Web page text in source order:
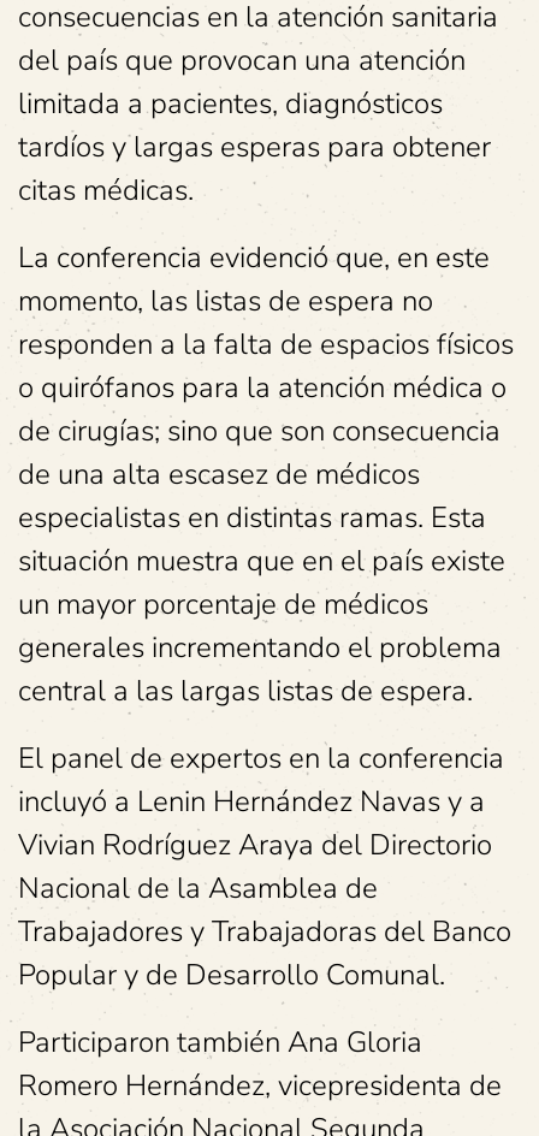
consecuencias en la atención sanitaria
del país que provocan una atención
limitada a pacientes, diagnósticos
tardíos y largas esperas para obtener
citas médicas.
La conferencia evidenció que, en este
momento, las listas de espera no
responden a la falta de espacios físicos
o quirófanos para la atención médica o
de cirugías; sino que son consecuencia
de una alta escasez de médicos
especialistas en distintas ramas. Esta
situación muestra que en el país existe
un mayor porcentaje de médicos
generales incrementando el problema
central a las largas listas de espera.
El panel de expertos en la conferencia
incluyó a Lenin Hernández Navas y a
Vivian Rodríguez Araya del Directorio
Nacional de la Asamblea de
Trabajadores y Trabajadoras del Banco
Popular y de Desarrollo Comunal.
Participaron también Ana Gloria
Romero Hernández, vicepresidenta de